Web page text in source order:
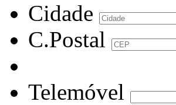
Cidade
C.Postal
Telemóvel